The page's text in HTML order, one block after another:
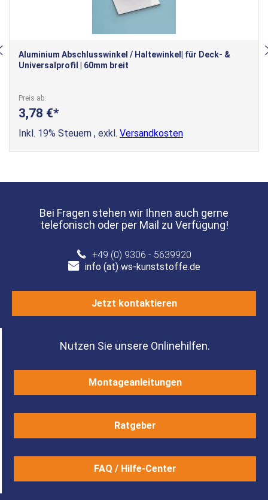
Aluminium Abschlusswinkel / Haltewinkel| für Deck- &
Universalprofil | 60mm breit
Preis ab
3,78 €
Inkl. 19% Steuern , exkl. Versandkosten
Bei Fragen stehen wir Ihnen auch gerne
telefonisch oder per Mail zu Verfügung!
+49 (0) 9306 - 5639920
info (at) ws-kunststoffe.de
Jetzt kontaktieren
Nutzen Sie unsere Onlinehilfen.
Montageanleitungen
Ratgeber
FAQ / Hilfe-Center